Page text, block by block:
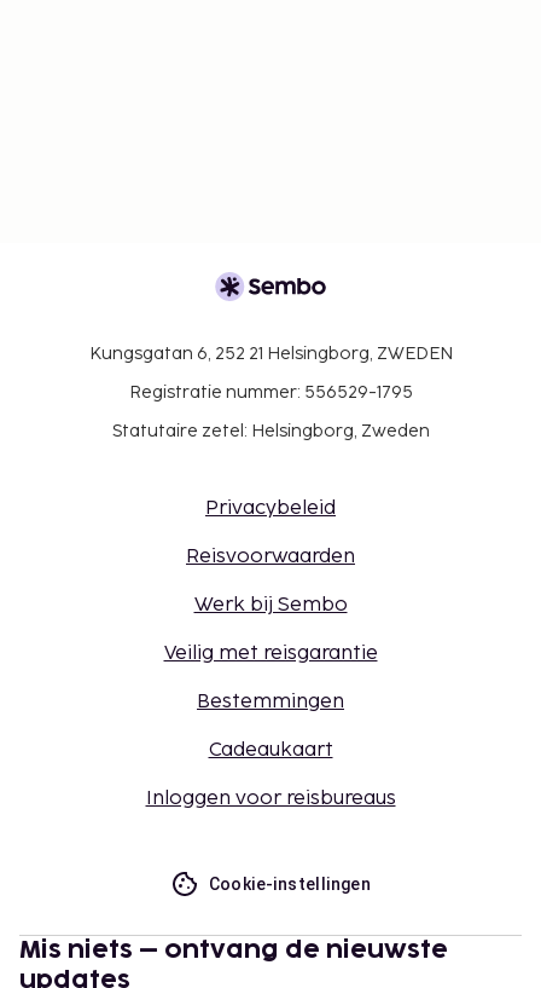
Kungsgatan 6, 252 21 Helsingborg, ZWEDEN
Registratie nummer: 556529-1795
Statutaire zetel: Helsingborg, Zweden
Privacybeleid
Reisvoorwaarden
Werk bij Sembo
Veilig met reisgarantie
Bestemmingen
Cadeaukaart
Inloggen voor reisbureaus
Cookie-instellingen
Mis niets – ontvang de nieuwste
updates